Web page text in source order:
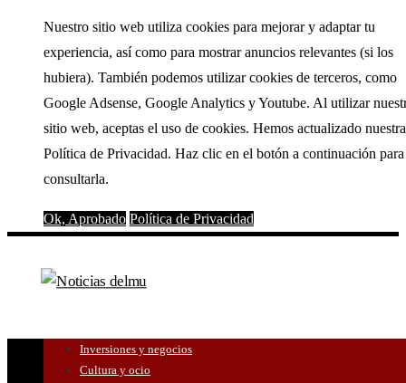
Nuestro sitio web utiliza cookies para mejorar y adaptar tu
experiencia, así como para mostrar anuncios relevantes (si los
hubiera). También podemos utilizar cookies de terceros, como
Google Adsense, Google Analytics y Youtube. Al utilizar
sitio web, aceptas el uso de cookies. Hemos actualizado nuestra
Política de Privacidad. Haz clic en el botón a continuación para
consultarla.
Ok, Aprobado Política de Privacidad
Inversiones y negocios
Cultura y ocio